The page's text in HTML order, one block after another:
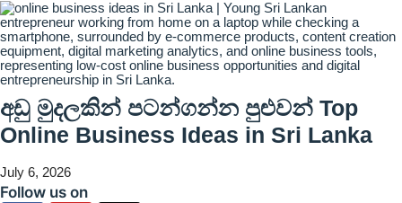
අඩු මුදලකින් පටන්ගන්න පුළුවන් Top
Online Business Ideas in Sri Lanka
July 6, 2026
Follow us on